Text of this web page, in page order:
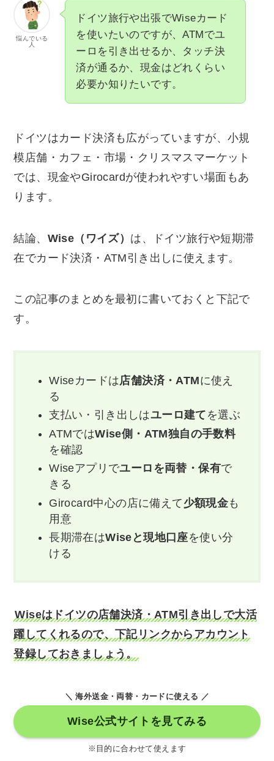
悩んでいる
人
ドイツ旅行や出張でWiseカード
を使いたいのですが、ATMでユ
ーロを引き出せるか、タッチ決
済が通るか、現金はどれくらい
必要か知りたいです。
ドイツはカード決済も広がっていますが、小規
模店舗・カフェ・市場・クリスマスマーケット
では、現金やGirocardが使われやすい場面もあ
ります。
結論、 Wise（ワイズ） は、ドイツ旅行や短期滞
在でカード決済・ATM引き出しに使えます。
この記事のまとめを最初に書いておくと下記で
す。
Wiseカードは店舗決済・ATMに使え
る
支払い・引き出しはユーロ建て を選ぶ
ATMではWise側・ATM独自の手数料
を確認
Wiseアプリでユーロを両替・保有で
きる
Girocard中心の店に備えて 少額現金も
用意
長期滞在はWiseと現地口座を使い分
ける
Wiseはドイツの店舗決済・ATM引き出しで大活
躍してくれるので、下記リンクからアカウント
登録しておきましょう。
＼ 海外送金・両替・カードに使える ／
Wise公式サイトを見てみる
※目的に合わせて使えます